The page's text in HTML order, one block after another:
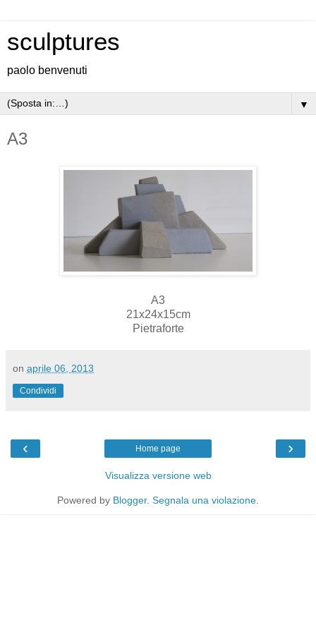
sculptures
paolo benvenuti
▼
A3
A3
21x24x15cm
Pietraforte
on aprile 06, 2013
Condividi
‹ ›
Home page
Visualizza versione web
Powered by Blogger. Segnala una violazione